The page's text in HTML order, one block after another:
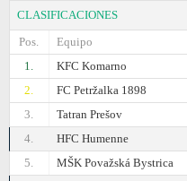
CLASIFICACIONES
Pos.
Equipo
1.
KFC Komarno
2.
FC Petržalka 1898
3.
Tatran Prešov
4.
HFC Humenne
5.
MŠK Považská Bystrica